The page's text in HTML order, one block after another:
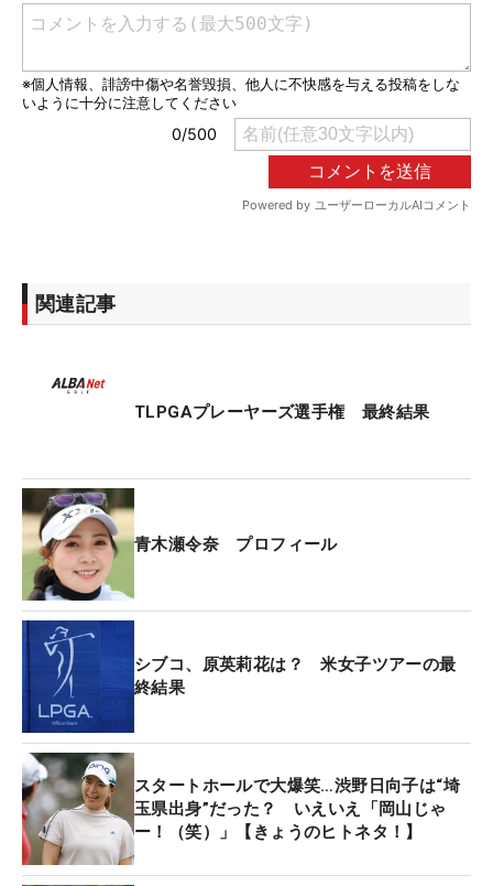
関連記事
TLPGAプレーヤーズ選手権 最終結果
青木瀬令奈 プロフィール
シブコ、原英莉花は？ 米女子ツアーの最
終結果
スタートホールで大爆笑…渋野日向子は“埼
玉県出身”だった？ いえいえ「岡山じゃ
ー！（笑）」【きょうのヒトネタ！】